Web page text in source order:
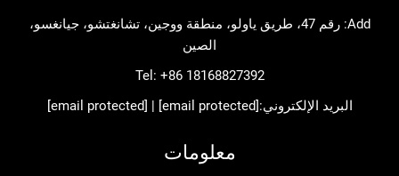
Add: رقم 47، طريق ياولو، منطقة ووجين، تشانغتشو، جيانغسو،
Tel:+86 18168827392
الإلكتروني:[email protected]
|
[email protected]
معلومات